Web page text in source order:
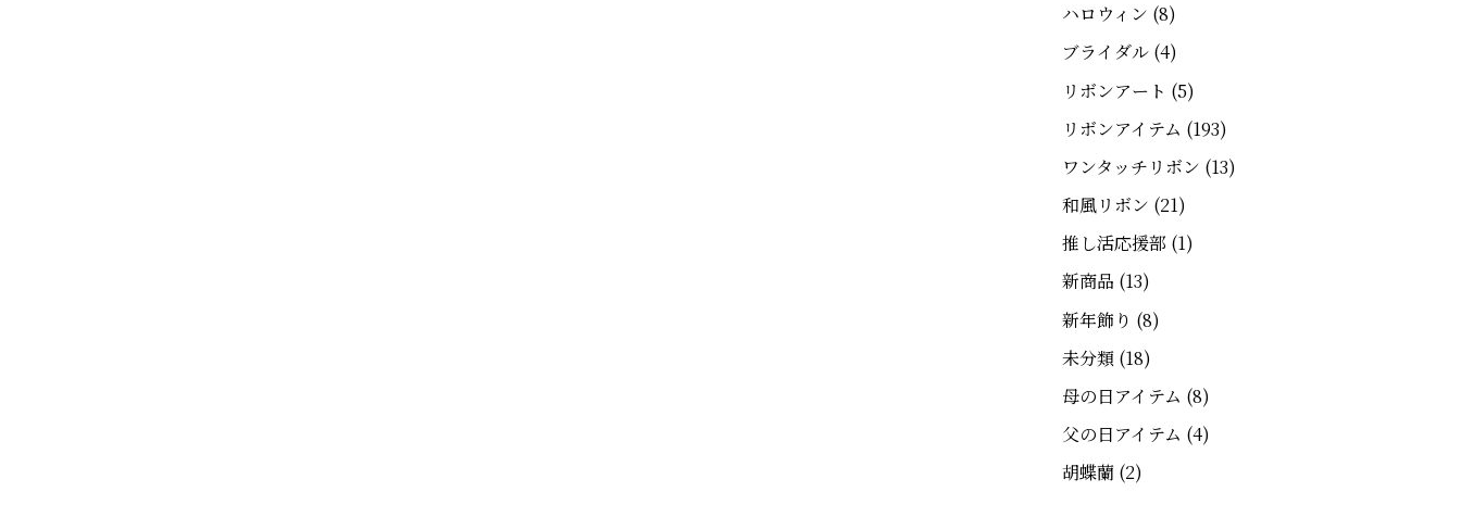
ハロウィン (8)
ブライダル(4)
リボンアート (5)
リボンアイテム (193)
ワンタッチリボン (13)
和風リボン (21)
推し活応援部 (1)
新商品 (13)
新年飾り (8)
未分類(18)
母の日アイテム (8)
父の日アイテム (4)
胡蝶蘭(2)